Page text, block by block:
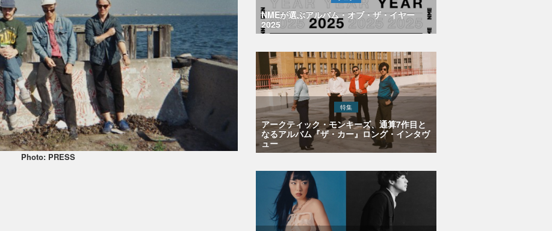
Photo: PRESS
NMEが選ぶアルバム・オブ・ザ・イヤー
2025
特集
アークティック・モンキーズ、通算7作目と
なるアルバム『ザ・カー』ロング・インタヴ
ュー